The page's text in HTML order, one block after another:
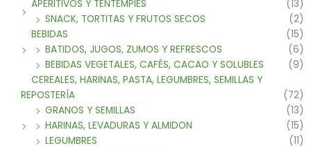
APERITIVOS Y TENTEMPIÉS
(13)
SNACK, TORTITAS Y FRUTOS SECOS
(2)
BEBIDAS
(15)
BATIDOS, JUGOS, ZUMOS Y REFRESCOS
(6)
BEBIDAS VEGETALES, CAFÉS, CACAO Y SOLUBLES
(9)
CEREALES, HARINAS, PASTA, LEGUMBRES, SEMILLAS Y
REPOSTERÍA
(72)
GRANOS Y SEMILLAS
(13)
HARINAS, LEVADURAS Y ALMIDON
(15)
LEGUMBRES
(11)